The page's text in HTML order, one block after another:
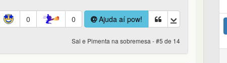
0 0 Ajuda aí pow!
Sal e Pimenta na sobremesa - #5 de 14